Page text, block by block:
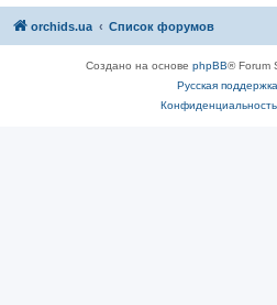
orchids.ua Список форумов
Создано на основе phpBB® Forum
Русская
Конфиденциальность